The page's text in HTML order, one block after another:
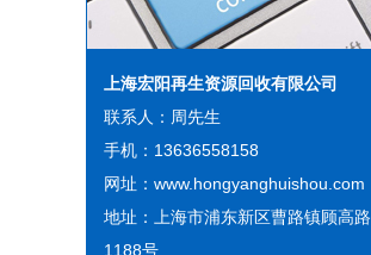
上海宏阳再生资源回收有限公司
联系人：周先生
手机：13636558158
网址：www.hongyanghuishou.com
地址：上海市浦东新区曹路镇顾高路
1188号